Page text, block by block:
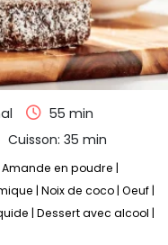
55 min
Cuisson: 35 min
Amande en poudre
Noix de coco Oeuf
Dessert avec alcool